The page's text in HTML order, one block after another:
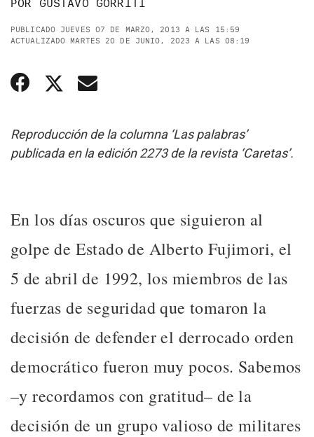
POR GUSTAVO GORRITI
PUBLICADO JUEVES 07 DE MARZO, 2013 A LAS 15:59
ACTUALIZADO MARTES 20 DE JUNIO, 2023 A LAS 08:19
Reproducción de la columna ‘Las palabras’
publicada en la edición 2273 de la revista ‘Caretas’.
En los días oscuros que siguieron al
golpe de Estado de Alberto Fujimori, el
5 de abril de 1992, los miembros de las
fuerzas de seguridad que tomaron la
decisión de defender el derrocado orden
democrático fueron muy pocos. Sabemos
–y recordamos con gratitud– de la
decisión de un grupo valioso de militares